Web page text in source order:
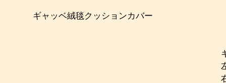
ギャッベ絨毯クッションカバー